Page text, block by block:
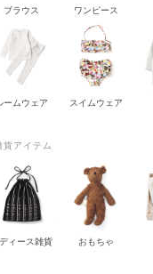
ブラウス ワンピース
ームウェア スイムウェア
貨アイテム
ィース雑貨 おもちゃ